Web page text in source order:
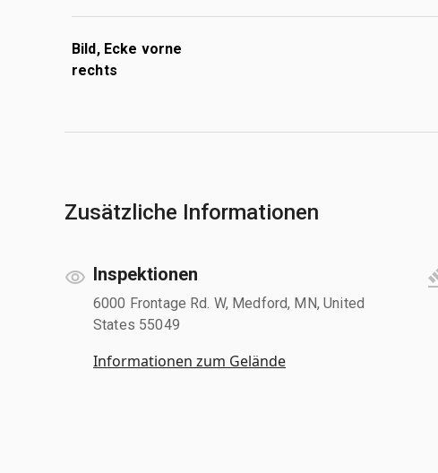
Bild, Ecke vorne
rechts
Zusätzliche Informationen
Inspektionen
6000 Frontage Rd. W, Medford, MN, United
States 55049
Informationen zum Gelände